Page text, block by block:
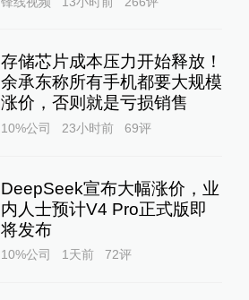
存储芯片成本压力开始释放！
余承东称所有手机都要大规模
涨价，否则就是亏损销售
10%公司 23小时前 69评
DeepSeek宣布大幅涨价，业
内人士预计V4 Pro正式版即
将发布
10%公司 1天前 72评